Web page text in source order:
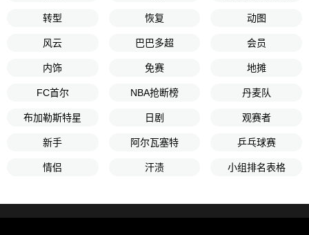
转型 恢复 动图
风云 巴巴多超 会员
内饰 免赛 地摊
FC首尔 NBA抢断榜 丹麦队
布加勒斯特星 日剧 观赛者
新手 阿尔瓦塞特 乒乓球赛
情侣 汗渍 小组排名表格